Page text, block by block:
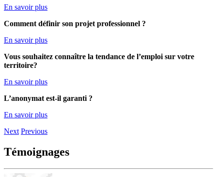
En savoir plus
Comment définir son projet professionnel ?
En savoir plus
Vous souhaitez connaître la tendance de l’emploi sur votre
territoire?
En savoir plus
L’anonymat est-il garanti ?
En savoir plus
Next Previous
Témoignages